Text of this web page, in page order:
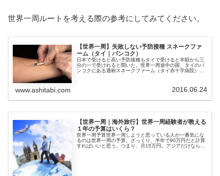
世界一周ルートを考える際の参考にしてみてください。
【世界一周】失敗しない予防接種 スネークファ
ーム（タイ｜バンコク）
日本で受けると高い予防接種もタイで受けると半額から三
分の一で受けれると聞いた。世界一周途中の国、タイのバ
ンコクにある通称スネークファーム（タイ赤十字病院）で
www.ashitabi.com 2016.06.24
【世界一周｜海外旅行】世界一周経験者が教える
１年の予算はいくら？
世界一周予算世界一周しようと思っている人が一番気にな
るのは世界一周の予算。ざっくり、半年で90万円だと計算
すればいいと思う。つまり、月15万円。アジアだけなら10